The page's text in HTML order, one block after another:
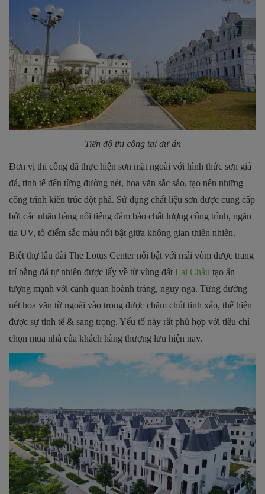
Tiến độ thi công tại dự án
Đơn vị thi công đã thực hiện sơn mặt ngoài với hình thức sơn giả
đá, tinh tế đến từng đường nét, hoa văn sắc sảo, tạo nên những
công trình kiến trúc đột phá. Sử dụng chất liệu sơn được cung cấp
bởi các nhãn hàng nổi tiếng đảm bảo chất lượng công trình, ngăn
tia UV, tô điểm sắc màu nổi bật giữa không gian thiên nhiên.
Biệt thự lâu đài The Lotus Center nổi bật với mái vòm được trang
trí bằng đá tự nhiên được lấy về từ vùng đất Lai Châu tạo ấn
tượng mạnh với cảnh quan hoành tráng, nguy nga. Từng đường
nét hoa văn từ ngoài vào trong được chăm chút tinh xảo, thể hiện
được sự tinh tế & sang trọng. Yếu tố này rất phù hợp với tiêu chí
chọn mua nhà của khách hàng thượng lưu hiện nay.